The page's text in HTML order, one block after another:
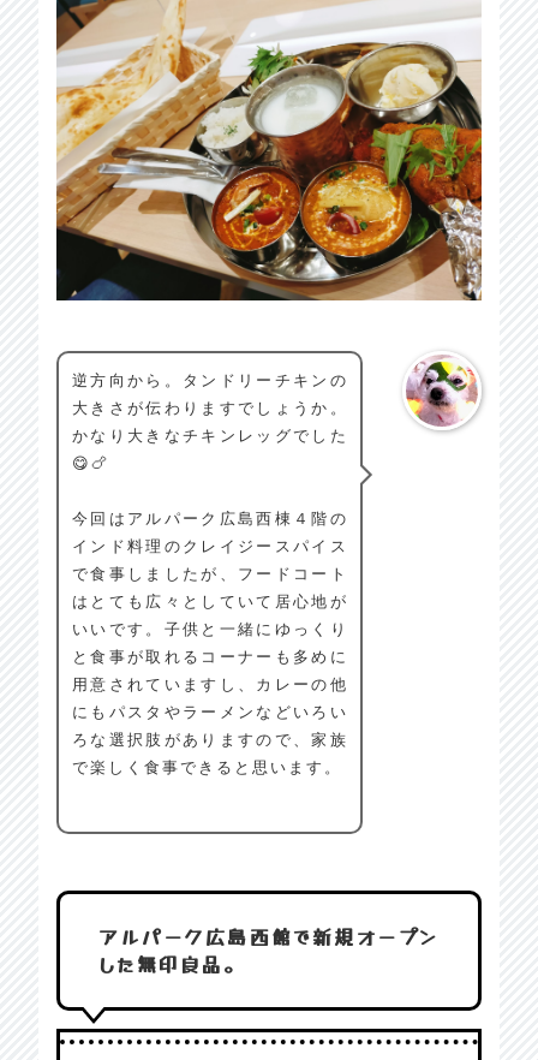
逆方向から。タンドリーチキンの
大きさが伝わりますでしょうか。
かなり大きなチキンレッグでした
😋🍗
今回はアルパーク広島西棟４階の
インド料理のクレイジースパイス
で食事しましたが、フードコート
はとても広々としていて居心地が
いいです。子供と一緒にゆっくり
と食事が取れるコーナーも多めに
用意されていますし、カレーの他
にもパスタやラーメンなどいろい
ろな選択肢がありますので、家族
で楽しく食事できると思います。
アルパーク広島西館で新規オープン
した無印良品。